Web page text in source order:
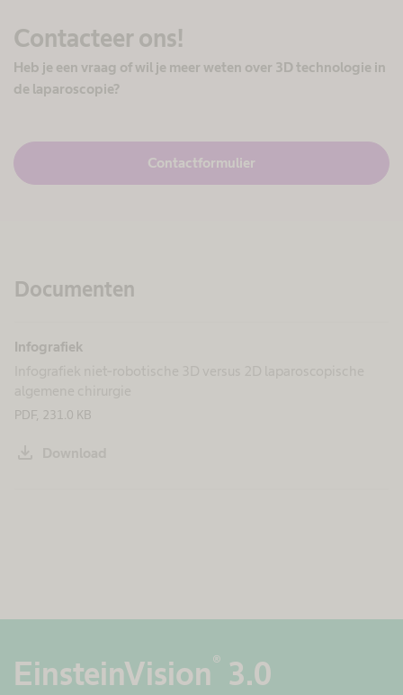
Contacteer ons!
Heb je een vraag of wil je meer weten over 3D technologie in
de laparoscopie?
Contactformulier
Documenten
Infografiek
PDF, 231.0 KB
EinsteinVision® 3.0